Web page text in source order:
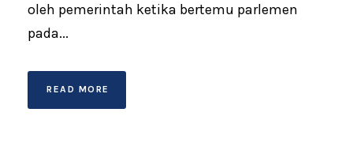
oleh pemerintah ketika bertemu parlemen
pada...
READ MORE